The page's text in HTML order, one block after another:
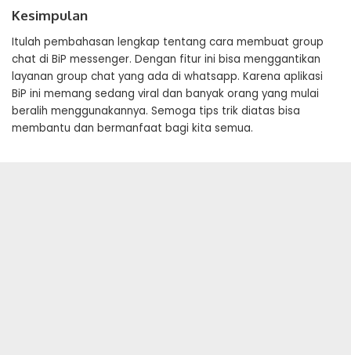
Kesimpulan
Itulah pembahasan lengkap tentang cara membuat group
chat di BiP messenger. Dengan fitur ini bisa menggantikan
layanan group chat yang ada di whatsapp. Karena aplikasi
BiP ini memang sedang viral dan banyak orang yang mulai
beralih menggunakannya. Semoga tips trik diatas bisa
membantu dan bermanfaat bagi kita semua.